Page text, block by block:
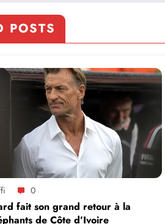
POSTS
0
fait son grand retour à la
de Côte d’Ivoire